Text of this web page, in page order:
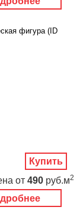
фигура (ID
от 490 руб.м2
Купить